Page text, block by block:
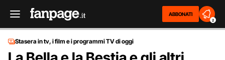
ABBONATI
2
Stasera in tv, i film e i programmi TV di oggi